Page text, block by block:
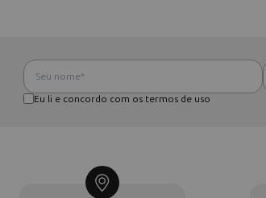
Eu li e concordo com os termos de uso